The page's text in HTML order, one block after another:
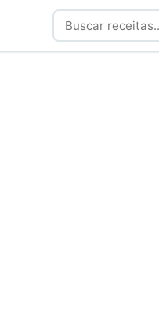
Buscar
por: